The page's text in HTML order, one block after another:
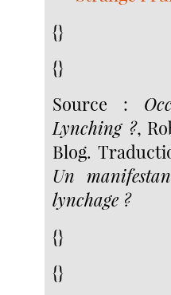
{}
{}
Source :
Lynching ?,
Blog.
Un
lynchage ?
{}
{}